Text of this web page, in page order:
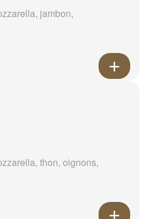
jambon,
thon, oignons,